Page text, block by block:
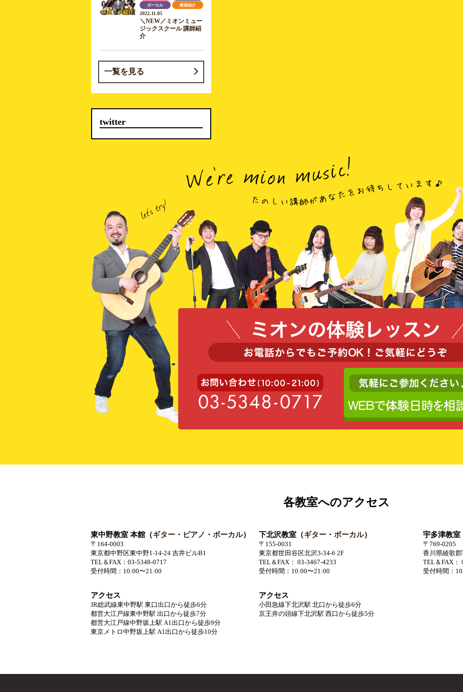
ボーカル
教室紹介
2022.11.05
＼NEW／ミオンミュー
ジックスクール 講師紹
介
一覧を見る
twitter
各教室へのアクセス
東中野教室 本館（ギター ・ ピアノ ・ ボーカル）
〒164-0003
東京都中野区東中野1-14-24 吉井ビルB1
TEL＆FAX：03-5348-0717
受付時間：10:00〜21:00
アクセス
JR総武線東中野駅 東口出口から徒歩6分
都営大江戸線東中野駅 出口から徒歩7分
都営大江戸線中野坂上駅 A1出口から徒歩9分
東京メトロ中野坂上駅 A1出口から徒歩10分
下北沢教室（ギター ・ ボーカル）
〒155-0031
東京都世田谷区北沢3-34-6 2F
TEL＆FAX： 03-3467-4233
受付時間：10:00〜21:00
アクセス
小田急線下北沢駅 北口から徒歩6分
京王井の頭線下北沢駅 西口から徒歩5分
宇多津教室
〒769-0205
香川県綾歌
TEL＆FAX：
受付時間：